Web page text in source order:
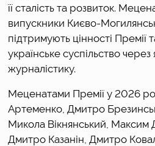
її сталість та розвиток.
випускники Києво-
підтримують цінності Премії
українське суспільство
журналістику.
Меценатами Премії у 2026
Микола Вікнянський, Максим
Дмитро Казанін, Дмитро